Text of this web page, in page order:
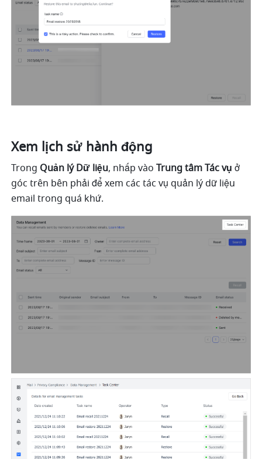
Xem lịch sử hành động
Trong Quản lý Dữ liệu, nhấp vào Trung tâm Tác vụ ở
góc trên bên phải để xem các tác vụ quản lý dữ liệu
email trong quá khứ.